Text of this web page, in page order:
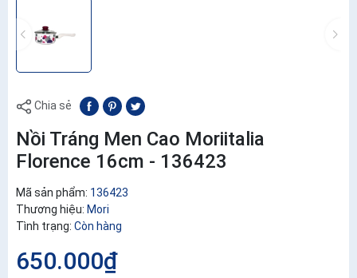
Chia sẻ
Nồi Tráng Men Cao Moriitalia
Florence 16cm - 136423
Mã sản phẩm: 136423
Thương hiệu: Mori
Tình trạng: Còn hàng
650.000₫